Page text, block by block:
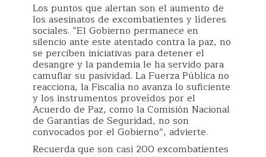
Los puntos que alertan son el aumento de
los asesinatos de excombatientes y líderes
sociales. “El Gobierno permanece en
silencio ante este atentado contra la paz, no
se perciben iniciativas para detener el
desangre y la pandemia le ha servido para
camuflar su pasividad. La Fuerza Pública no
reacciona, la Fiscalía no avanza lo suficiente
y los instrumentos proveídos por el
Acuerdo de Paz, como la Comisión Nacional
de Garantías de Seguridad, no son
convocados por el Gobierno”, advierte.
Recuerda que son casi 200 excombatientes